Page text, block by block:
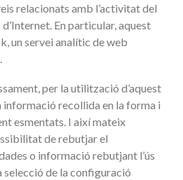
relacionats amb l’activitat del
En particular, aquest
un servei analític de web
per la utilització d’aquest
informació recollida en la forma i
esmentats. I així mateix
de rebutjar el
o informació rebutjant l’ús
selecció de la configuració